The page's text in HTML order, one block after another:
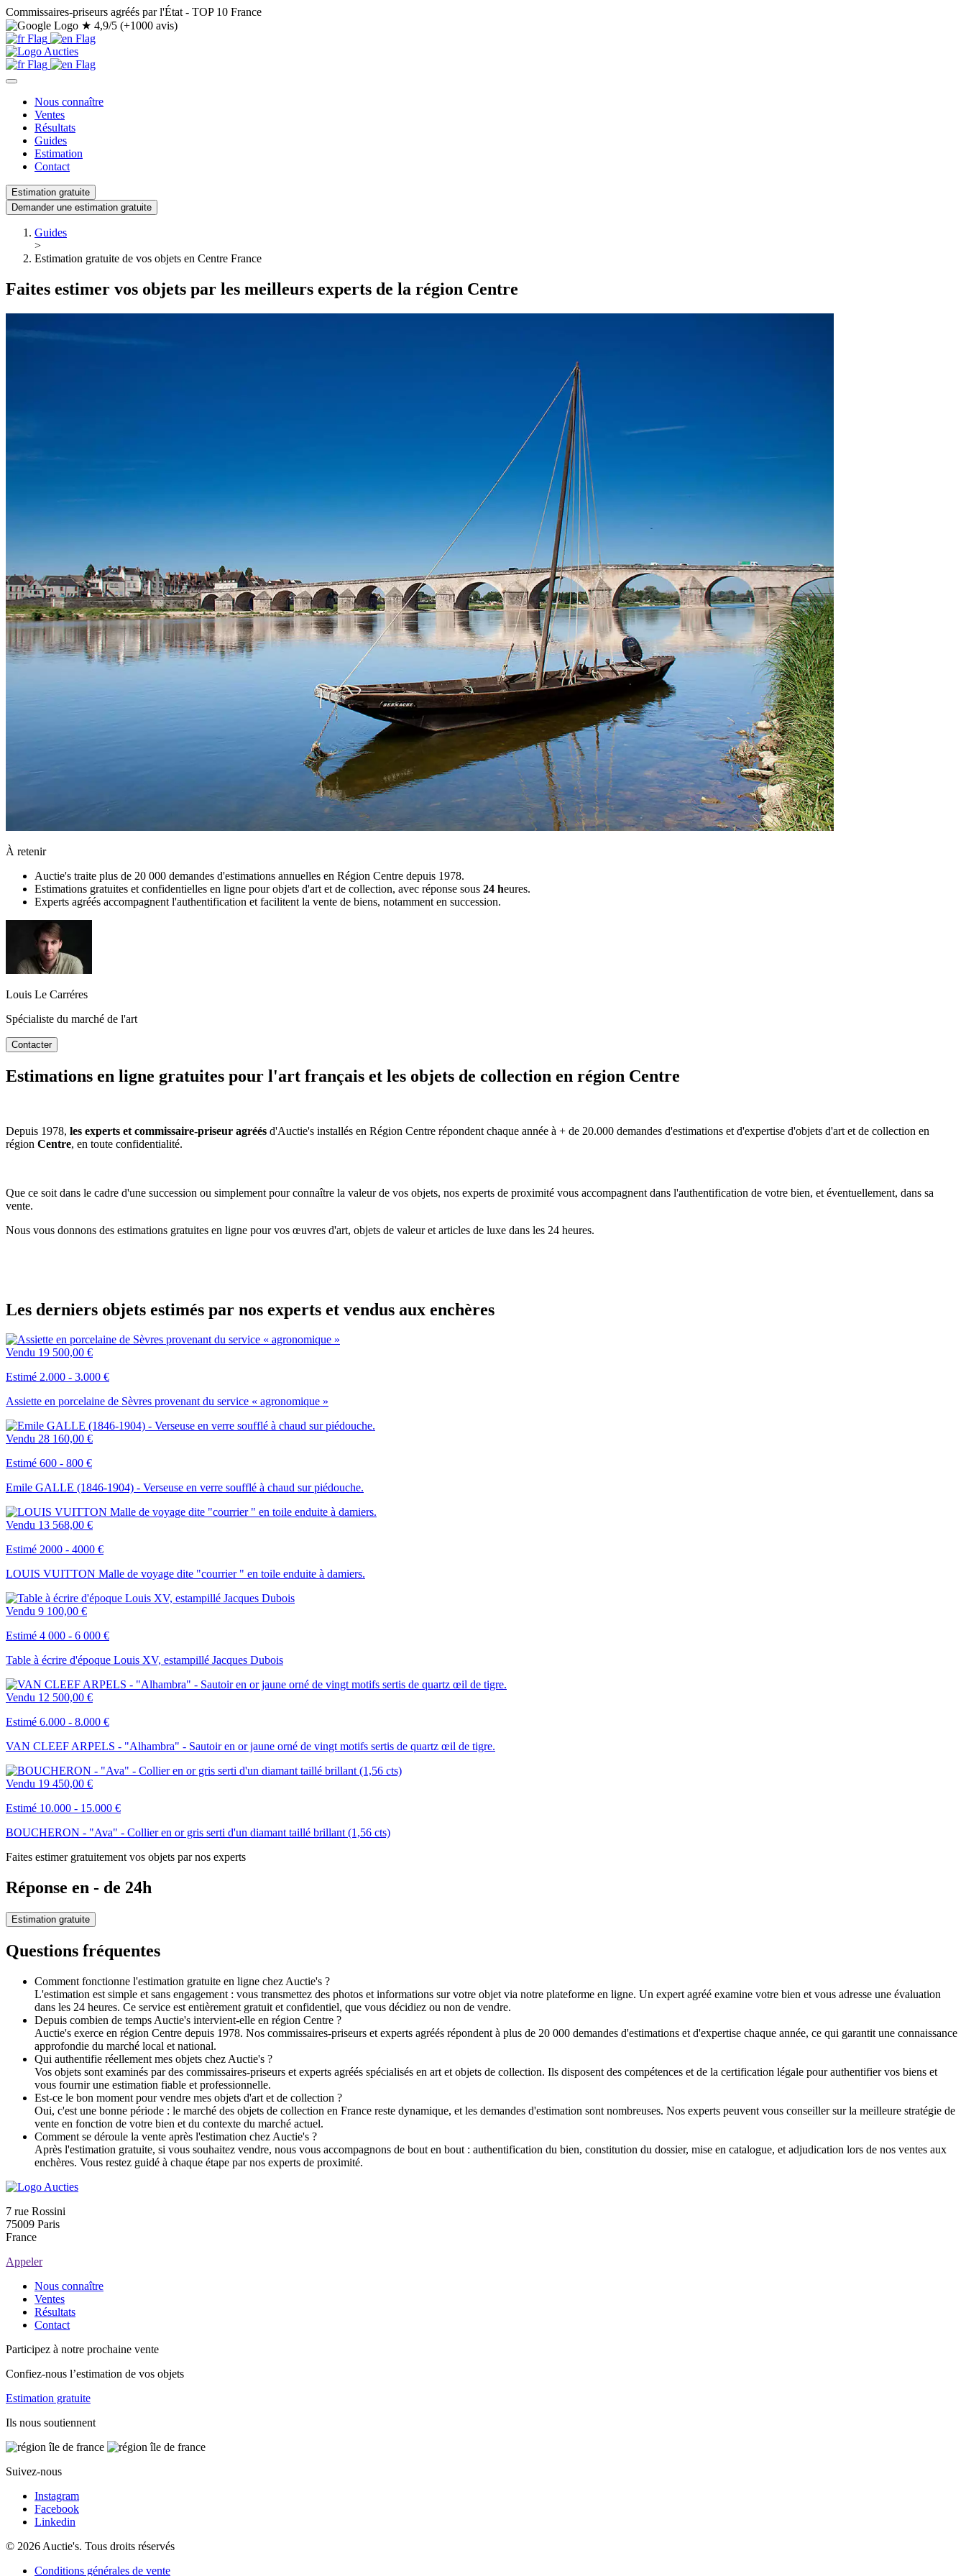
Commissaires-priseurs agréés par l'État - TOP 10 France
★ 4,9/5 (+1000 avis)
Nous connaître
Ventes
Résultats
Guides
Estimation
Contact
Estimation gratuite
Demander une estimation gratuite
Guides
>
Estimation gratuite de vos objets en Centre France
Faites estimer vos objets par les meilleurs experts de la région Centre
À retenir
Auctie's traite plus de 20 000 demandes d'estimations annuelles en Région Centre depuis 1978.
Estimations gratuites et confidentielles en ligne pour objets d'art et de collection, avec réponse sous 24 heures.
Experts agréés accompagnent l'authentification et facilitent la vente de biens, notamment en succession.
Louis Le Carréres
Spécialiste du marché de l'art
Contacter
Estimations en ligne gratuites pour l'art français et les objets de collection en région Centre
Depuis 1978, les experts et commissaire-priseur agréés d'Auctie's installés en Région Centre répondent chaque année à + de 20.000 demandes d'estimations et d'expertise d'objets d'art et de collection en
région Centre, en toute confidentialité.
Que ce soit dans le cadre d'une succession ou simplement pour connaître la valeur de vos objets, nos experts de proximité vous accompagnent dans l'authentification de votre bien, et éventuellement, dans sa
vente.
Nous vous donnons des estimations gratuites en ligne pour vos œuvres d'art, objets de valeur et articles de luxe dans les 24 heures.
Les derniers objets estimés par nos experts et vendus aux enchères
Vendu 19 500,00 €
Estimé 2.000 - 3.000 €
Assiette en porcelaine de Sèvres provenant du service « agronomique »
Vendu 28 160,00 €
Estimé 600 - 800 €
Emile GALLE (1846-1904) - Verseuse en verre soufflé à chaud sur piédouche.
Vendu 13 568,00 €
Estimé 2000 - 4000 €
LOUIS VUITTON Malle de voyage dite "courrier " en toile enduite à damiers.
Vendu 9 100,00 €
Estimé 4 000 - 6 000 €
Table à écrire d'époque Louis XV, estampillé Jacques Dubois
Vendu 12 500,00 €
Estimé 6.000 - 8.000 €
VAN CLEEF ARPELS - "Alhambra" - Sautoir en or jaune orné de vingt motifs sertis de quartz œil de tigre.
Vendu 19 450,00 €
Estimé 10.000 - 15.000 €
BOUCHERON - "Ava" - Collier en or gris serti d'un diamant taillé brillant (1,56 cts)
Faites estimer gratuitement vos objets par nos experts
Réponse en - de 24h
Estimation gratuite
Questions fréquentes
Comment fonctionne l'estimation gratuite en ligne chez Auctie's ?
L'estimation est simple et sans engagement : vous transmettez des photos et informations sur votre objet via notre plateforme en ligne. Un expert agréé examine votre bien et vous adresse une évaluation
dans les 24 heures. Ce service est entièrement gratuit et confidentiel, que vous décidiez ou non de vendre.
Depuis combien de temps Auctie's intervient-elle en région Centre ?
Auctie's exerce en région Centre depuis 1978. Nos commissaires-priseurs et experts agréés répondent à plus de 20 000 demandes d'estimations et d'expertise chaque année, ce qui garantit une connaissance
approfondie du marché local et national.
Qui authentifie réellement mes objets chez Auctie's ?
Vos objets sont examinés par des commissaires-priseurs et experts agréés spécialisés en art et objets de collection. Ils disposent des compétences et de la certification légale pour authentifier vos biens et
vous fournir une estimation fiable et professionnelle.
Est-ce le bon moment pour vendre mes objets d'art et de collection ?
Oui, c'est une bonne période : le marché des objets de collection en France reste dynamique, et les demandes d'estimation sont nombreuses. Nos experts peuvent vous conseiller sur la meilleure stratégie de
vente en fonction de votre bien et du contexte du marché actuel.
Comment se déroule la vente après l'estimation chez Auctie's ?
Après l'estimation gratuite, si vous souhaitez vendre, nous vous accompagnons de bout en bout : authentification du bien, constitution du dossier, mise en catalogue, et adjudication lors de nos ventes aux
enchères. Vous restez guidé à chaque étape par nos experts de proximité.
7 rue Rossini
75009 Paris
France
Appeler
Nous connaître
Ventes
Résultats
Contact
Participez à notre prochaine vente
Confiez-nous l’estimation de vos objets
Estimation gratuite
Ils nous soutiennent
Suivez-nous
Instagram
Facebook
Linkedin
© 2026 Auctie's. Tous droits réservés
Conditions générales de vente